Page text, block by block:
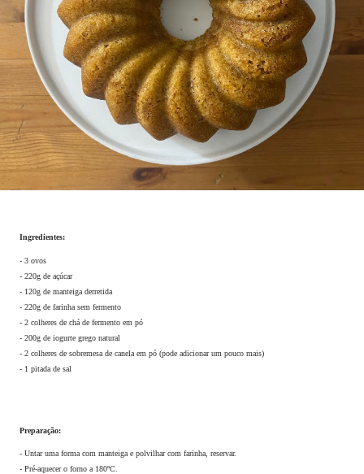
Ingredientes:
- 3 ovos
- 220g de açúcar
- 120g de manteiga derretida
- 220g de farinha sem fermento
- 2 colheres de chá de fermento em pó
- 200g de iogurte grego natural
- 2 colheres de sobremesa de canela em pó (pode adicionar um pouco mais)
- 1 pitada de sal
Preparação:
- Untar uma forma com manteiga e polvilhar com farinha, reservar.
- Pré-aquecer o forno a 180ºC.